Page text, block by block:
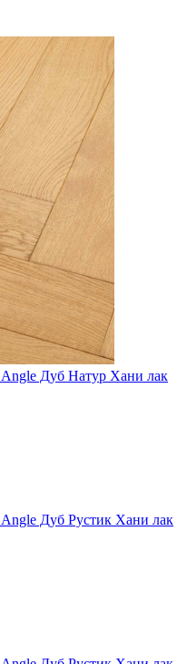
Дуб Натур Хани лак
Дуб Рустик Хани лак